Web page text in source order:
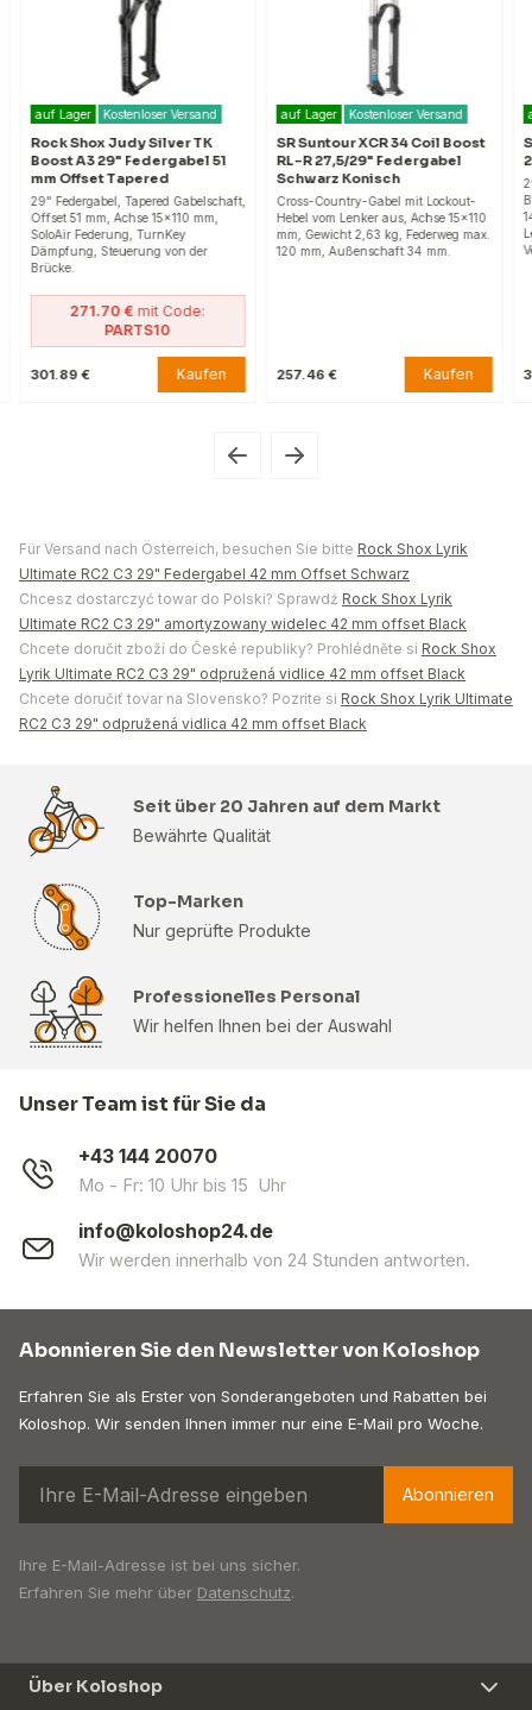
auf Lager Kostenloser Versand
Rock Shox Judy Silver TK
Boost A3 29" Federgabel 51
mm Offset Tapered
29" Federgabel, Tapered Gabelschaft,
Offset 51 mm, Achse 15×110 mm,
SoloAir Federung, TurnKey
Dämpfung, Steuerung von der
Brücke.
271.70 € mit Code:
PARTS10
301.89 € Kaufen
auf Lager Kostenloser Versand
SR Suntour XCR 34 Coil Boost
RL-R 27,5/29" Federgabel
Schwarz Konisch
Cross-Country-Gabel mit Lockout-
Hebel vom Lenker aus, Achse 15x110
mm, Gewicht 2,63 kg, Federweg max.
120 mm, Außenschaft 34 mm.
257.46 € Kaufen
Für Versand nach Österreich, besuchen Sie bitte Rock Shox Lyrik
Ultimate RC2 C3 29" Federgabel 42 mm Offset Schwarz
Chcesz dostarczyć towar do Polski? Sprawdź Rock Shox Lyrik
Ultimate RC2 C3 29" amortyzowany widelec 42 mm offset Black
Chcete doručit zboží do České republiky? Prohlédněte si Rock Shox
Lyrik Ultimate RC2 C3 29" odpružená vidlice 42 mm offset Black
Chcete doručiť tovar na Slovensko? Pozrite si Rock Shox Lyrik Ultimate
RC2 C3 29" odpružená vidlica 42 mm offset Black
Seit über 20 Jahren auf dem Markt
Bewährte Qualität
Top-Marken
Nur geprüfte Produkte
Professionelles Personal
Wir helfen Ihnen bei der Auswahl
Unser Team ist für Sie da
+43 144 20070
Mo - Fr: 10 Uhr bis 15 Uhr
info@koloshop24.de
Wir werden innerhalb von 24 Stunden antworten.
Abonnieren Sie den Newsletter von Koloshop
Erfahren Sie als Erster von Sonderangeboten und Rabatten bei
Koloshop. Wir senden Ihnen immer nur eine E-Mail pro Woche.
Abonnieren
Ihre E-Mail-Adresse ist bei uns sicher.
Erfahren Sie mehr über Datenschutz.
Über Koloshop